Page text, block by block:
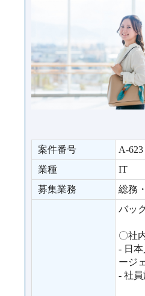
案件番号
A-623
業種
IT
募集業務
総務
バッ
〇社
- 日
ージ
- 社